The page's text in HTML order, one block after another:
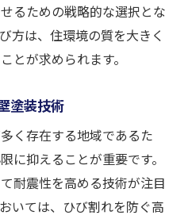
るための戦略的な選択とな
方は、住環境の質を大きく
とが求められます。
塗装技術
く存在する地域であるた
に抑えることが重要です。
耐震性を高める技術が注目
いては、ひび割れを防ぐ高